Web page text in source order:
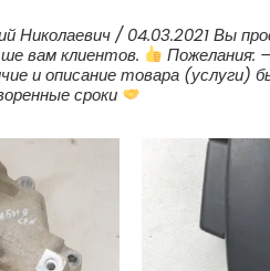
Николаевич / 04.03.2021 Вы
вам клиентов.
Пожелания:
и описание товара (услуги)
сроки